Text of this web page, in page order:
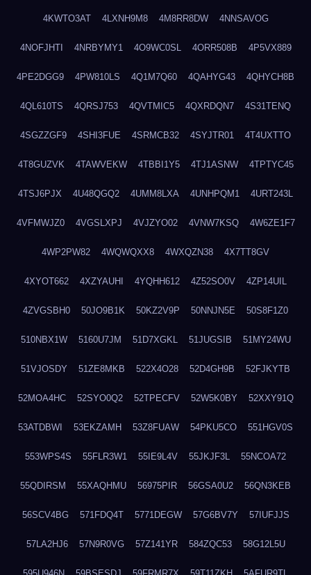
4KWTO3AT 4LXNH9M8 4M8RR8DW 4NNSAVOG
4NOFJHTI 4NRBYMY1 4O9WC0SL 4ORR508B 4P5VX889
4PE2DGG9 4PW810LS 4Q1M7Q60 4QAHYG43 4QHYCH8B
4QL610TS 4QRSJ753 4QVTMIC5 4QXRDQN7 4S31TENQ
4SGZZGF9 4SHI3FUE 4SRMCB32 4SYJTR01 4T4UXTTO
4T8GUZVK 4TAWVEKW 4TBBI1Y5 4TJ1ASNW 4TPTYC45
4TSJ6PJX 4U48QGQ2 4UMM8LXA 4UNHPQM1 4URT243L
4VFMWJZ0 4VGSLXPJ 4VJZYO02 4VNW7KSQ 4W6ZE1F7
4WP2PW82 4WQWQXX8 4WXQZN38 4X7TT8GV
4XYOT662 4XZYAUHI 4YQHH612 4Z52SO0V 4ZP14UIL
4ZVGSBH0 50JO9B1K 50KZ2V9P 50NNJN5E 50S8F1Z0
510NBX1W 5160U7JM 51D7XGKL 51JUGSIB 51MY24WU
51VJOSDY 51ZE8MKB 522X4O28 52D4GH9B 52FJKYTB
52MOA4HC 52SYO0Q2 52TPECFV 52W5K0BY 52XXY91Q
53ATDBWI 53EKZAMH 53Z8FUAW 54PKU5CO 551HGV0S
553WPS4S 55FLR3W1 55IE9L4V 55JKJF3L 55NCOA72
55QDIRSM 55XAQHMU 56975PIR 56GSA0U2 56QN3KEB
56SCV4BG 571FDQ4T 5771DEGW 57G6BV7Y 57IUFJJS
57LA2HJ6 57N9R0VG 57Z141YR 584ZQC53 58G12L5U